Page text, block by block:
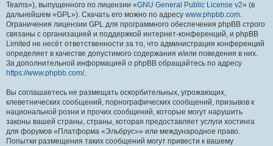
Teams»), выпущенного по лицензии «GNU General Public License v2» (в
дальнейшем «GPL»). Скачать его можно по адресу www.phpbb.com.
Ограничения лицензии GPL для программного обеспечения phpBB строго
связаны с организацией и поддержкой интернет-конференций, и phpBB
Limited не несёт ответственности за то, что администрация конференций
определяет в качестве допустимого содержания и/или поведения в них.
За дополнительной информацией о phpBB обращайтесь по адресу
https://www.phpbb.com/.
Вы соглашаетесь не размещать оскорбительных, угрожающих,
клеветнических сообщений, порнографических сообщений, призывов к
национальной розни и прочих сообщений, которые могут нарушить
законы вашей страны, страны, которая предоставляет услуги хостинга
для форумов «Платформа «Эльбрус»» или международное право.
Попытки размещения таких сообщений могут привести к вашему